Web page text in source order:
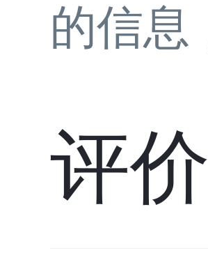
的信息
评价